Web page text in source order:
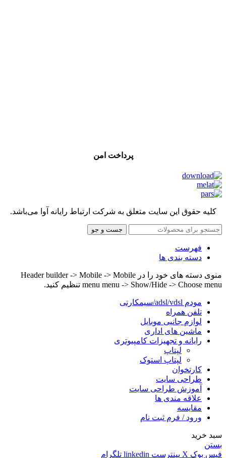
پرداخت امن
کلیه حقوق این سایت متعلق به شرکت ارتباط رایانه آوا می‌باشد.
جست و جو
فهرست
دسته بندی ها
منوی دسته های خود را در Header builder -> Mobile -> Mobile
menu menu -> Show/Hide -> Choose menu تنظیم کنید.
مودم adsl/vdsl/سیمکارتی
تلفن همراه
لوازم جانبی موبایل
ماشین های اداری
رایانه و تجهیزات کامپیوتری
لپتاپ
لپتاپ استوک
کارتخوان
طراحی سایت
آموزش طراحی سایت
علاقه مندی ها
مقایسه
ورود / فرم ثبت نام
سبد خرید
بستن
فیس بوک X پینترست linkedin تلگرام